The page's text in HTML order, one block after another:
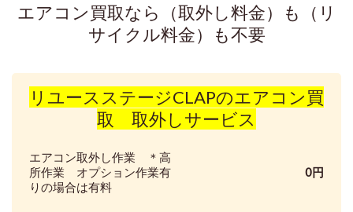
エアコン買取なら（取外し料金）も（リ
サイクル料金）も不要
リユースステージCLAPのエアコン買
取 取外しサービス
エアコン取外し作業
＊高
所作業 オプション作業有
りの場合は有料
0円